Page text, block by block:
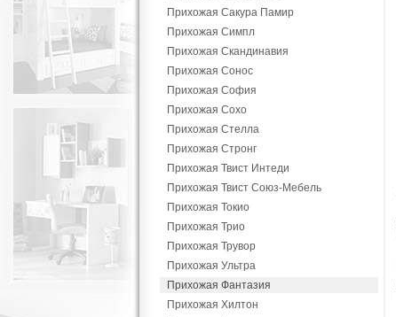
Прихожая Сакура Памир
Прихожая Симпл
Прихожая Скандинавия
Прихожая Сонос
Прихожая София
Прихожая Сохо
Прихожая Стелла
Прихожая Стронг
Прихожая Твист Интеди
Прихожая Твист Союз-Мебель
Прихожая Токио
Прихожая Трио
Прихожая Трувор
Прихожая Ультра
Прихожая Фантазия
Прихожая Хилтон